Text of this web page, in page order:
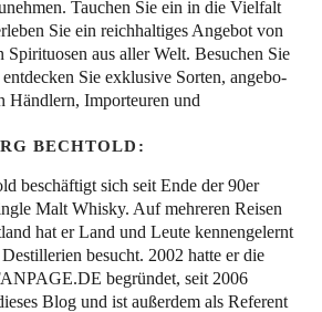
Tau­chen Sie ein in die Viel­falt
Sie ein reich­hal­ti­ges Ange­bot von
Spi­ri­tuo­sen aus aller Welt. Besu­chen Sie
Sie exklu­si­ve Sor­ten, ange­bo­
Händ­lern, Impor­teu­ren und
BECHTOLD
beschäftigt sich seit Ende der 90er
Malt Whisky. Auf mehreren Reisen
hat er Land und Leute kennengelernt
besucht. 2002 hatte er die
begründet, seit 2006
Blog und ist außerdem als Referent